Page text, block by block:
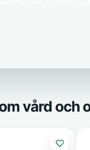
vård och